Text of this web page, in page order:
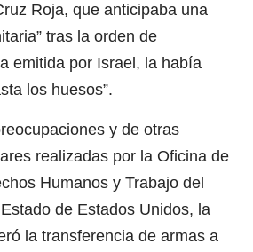
Roja, que anticipaba una
tras la orden de
emitida por Israel, la había
los huesos”.
y de otras
realizadas por la Oficina de
Humanos y Trabajo del
de Estados Unidos, la
la transferencia de armas a